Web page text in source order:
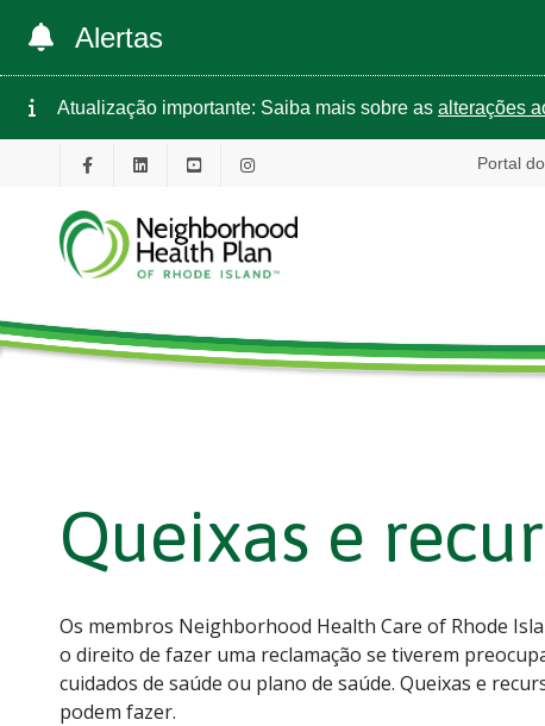
Alertas
Atualização importante: Saiba mais sobre as alterações
Portal
Queixas e
Os membros Neighborhood Health Care of Rhode
o direito de fazer uma reclamação se tiverem
cuidados de saúde ou plano de saúde. Queixas e
podem fazer.